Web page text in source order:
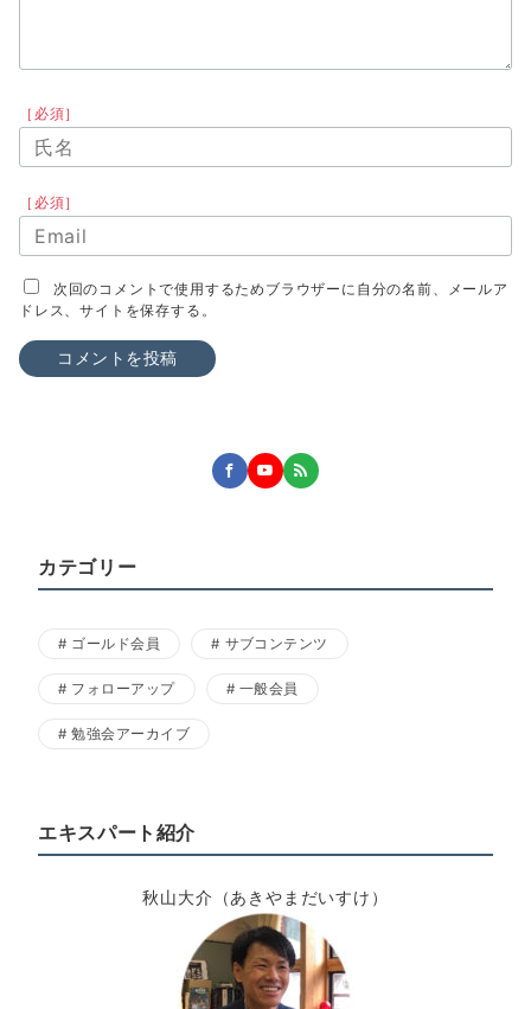
［必須］
［必須］
次回のコメントで使用するためブラウザーに自分の名前、メールア
ドレス、サイトを保存する。
カテゴリー
ゴールド会員 サブコンテンツ
フォローアップ 一般会員
勉強会アーカイブ
エキスパート紹介
秋山大介（あきやまだいすけ）